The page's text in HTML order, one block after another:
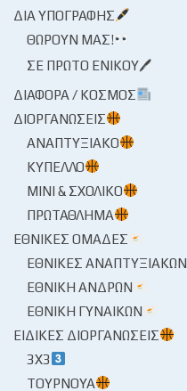
ΔΙΑ ΥΠΟΓΡΑΦΉΣ
ΘΩΡΟΎΝ ΜΑΣ!
ΣΕ ΠΡΏΤΟ ΕΝΙΚΟΎ🖊
ΔΙΆΦΟΡΑ / ΚΌΣΜΟΣ
ΔΙΟΡΓΑΝΏΣΕΙΣ
ΑΝΑΠΤΥΞΙΑΚΌ
ΚΎΠΕΛΛΟ
ΜΊΝΙ & ΣΧΟΛΙΚΌ
ΠΡΩΤΆΘΛΗΜΑ
ΕΘΝΙΚΈΣ ΟΜΆΔΕΣ
ΕΘΝΙΚΈΣ ΑΝΑΠΤΥΞΙΑΚΏΝ
ΕΘΝΙΚΉ ΑΝΔΡΏΝ
ΕΘΝΙΚΉ ΓΥΝΑΙΚΏΝ
ΕΙΔΙΚΈΣ ΔΙΟΡΓΑΝΏΣΕΙΣ
3X3
ΤΟΥΡΝΟΥΆ